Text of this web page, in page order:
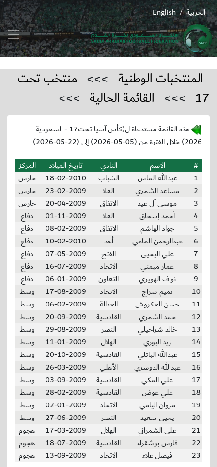
English / العربية
المنتخبات الوطنية >>> منتخب تحت
17
>>> القائمة الحالية >>>
هذه القائمة مستدعاة ل(كأس آسيا تحت17 - السعودية
2026) خلال الفترة من (05-05-2026) إلى (22-05-2026)
#
الاسم النادي تاريخ الميلاد
المركز
1
عبدالله الماس الشباب 18-02-2010
حارس
2
مساعد الشمري العلا 23-02-2009
حارس
3
موسى آل عيد الاتفاق 20-04-2009
حارس
4
أحمد إسحاق العلا 01-11-2009
دفاع
5
جواد الهاشم الاتفاق 08-02-2009
دفاع
6
عبدالرحمن المامي أحد 10-02-2010
دفاع
7
علي اليحيى الفتح 07-05-2009
دفاع
8
عمار ميمني الاتحاد 16-07-2009
دفاع
9
نواف الهويري التعاون 06-01-2009
دفاع
10
تميم سراج الاتحاد 17-08-2009
وسط
11
حسن العكروش العدالة 06-02-2009
وسط
12
حمد الشمري القادسية 20-09-2009
وسط
13
خالد شراحيلي النصر 29-08-2009
وسط
14
زيد البوري الهلال 11-01-2009
وسط
15
عبدالله الباتلي القادسية 20-10-2009
وسط
16
عبدالله الدوسري الأهلي 26-03-2009
وسط
17
علي المكي القادسية 03-09-2009
وسط
18
علي عوض القادسية 28-02-2009
وسط
19
مروان اليامي الاتحاد 02-01-2009
وسط
20
يحيى سعيد النصر 27-06-2009
وسط
21
علي الشمراني الهلال 17-03-2009
هجوم
22
فارس بوشقراء القادسية 18-07-2009
هجوم
23
فيصل علاء الاتحاد 13-09-2009
هجوم